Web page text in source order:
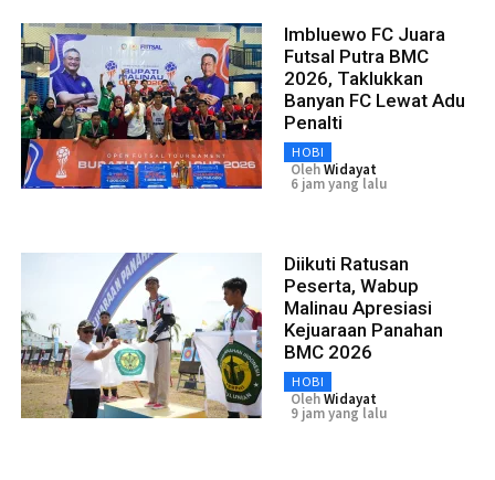
Imbluewo FC Juara
Futsal Putra BMC
2026, Taklukkan
Banyan FC Lewat Adu
Penalti
HOBI
OlehWidayat
6 jam yang lalu
Diikuti Ratusan
Peserta, Wabup
Malinau Apresiasi
Kejuaraan Panahan
BMC 2026
HOBI
OlehWidayat
9 jam yang lalu